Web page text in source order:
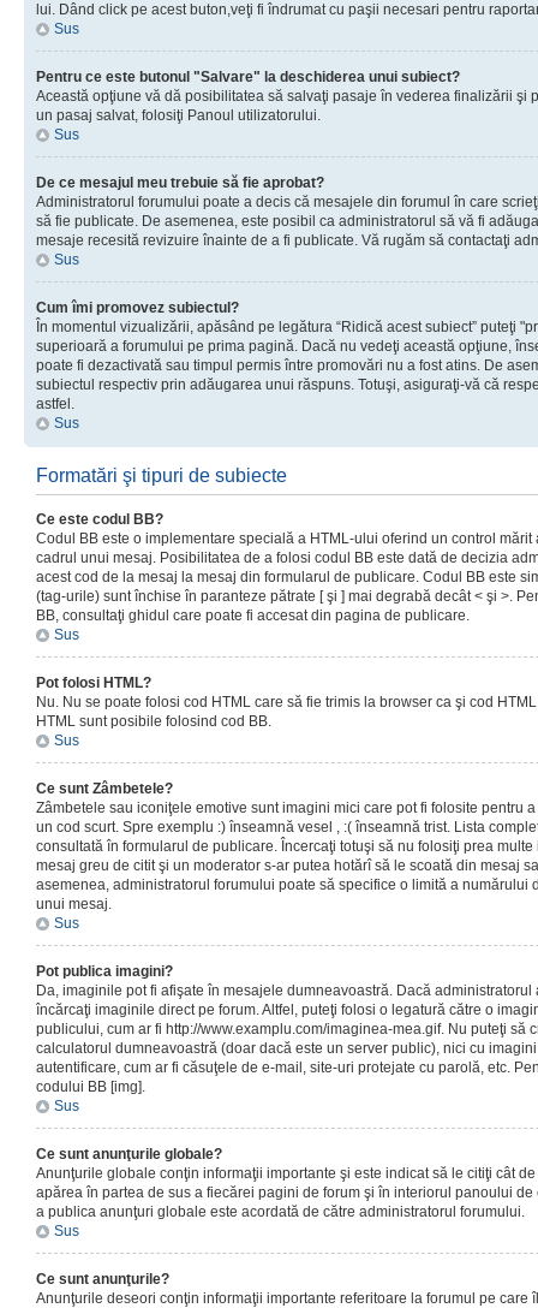
lui. Dând click pe acest buton,veţi fi îndrumat cu paşii necesari pentru
Sus
Pentru ce este butonul "Salvare" la deschiderea unui subiect?
Această opţiune vă dă posibilitatea să salvaţi pasaje în vederea finalizării şi
un pasaj salvat, folosiţi Panoul utilizatorului.
Sus
De ce mesajul meu trebuie să fie aprobat?
Administratorul forumului poate a decis că mesajele din forumul în care
să fie publicate. De asemenea, este posibil ca administratorul să vă fi
mesaje recesită revizuire înainte de a fi publicate. Vă rugăm să contactaţi
Sus
Cum îmi promovez subiectul?
În momentul vizualizării, apăsând pe legătura “Ridică acest subiect” puteţi
superioară a forumului pe prima pagină. Dacă nu vedeţi această opţiune,
poate fi dezactivată sau timpul permis între promovări nu a fost atins. De
subiectul respectiv prin adăugarea unui răspuns. Totuşi, asiguraţi-vă că
astfel.
Sus
Formatări şi tipuri de subiecte
Ce este codul BB?
Codul BB este o implementare specială a HTML-ului oferind un control
cadrul unui mesaj. Posibilitatea de a folosi codul BB este dată de decizia
acest cod de la mesaj la mesaj din formularul de publicare. Codul BB este
(tag-urile) sunt închise în paranteze pătrate [ şi ] mai degrabă decât < şi >.
BB, consultaţi ghidul care poate fi accesat din pagina de publicare.
Sus
Pot folosi HTML?
Nu. Nu se poate folosi cod HTML care să fie trimis la browser ca şi cod
HTML sunt posibile folosind cod BB.
Sus
Ce sunt Zâmbetele?
Zâmbetele sau iconiţele emotive sunt imagini mici care pot fi folosite pentru
un cod scurt. Spre exemplu :) înseamnă vesel , :( înseamnă trist. Lista
consultată în formularul de publicare. Încercaţi totuşi să nu folosiţi prea
mesaj greu de citit şi un moderator s-ar putea hotărî să le scoată din mesaj
asemenea, administratorul forumului poate să specifice o limită a numărului
unui mesaj.
Sus
Pot publica imagini?
Da, imaginile pot fi afişate în mesajele dumneavoastră. Dacă
încărcaţi imaginile direct pe forum. Altfel, puteţi folosi o legatură către o
publicului, cum ar fi http://www.examplu.com/imaginea-mea.gif. Nu puteţi să
calculatorul dumneavoastră (doar dacă este un server public), nici cu
autentificare, cum ar fi căsuţele de e-mail, site-uri protejate cu parolă, etc.
codului BB [img].
Sus
Ce sunt anunţurile globale?
Anunţurile globale conţin informaţii importante şi este indicat să le citiţi cât
apărea în partea de sus a fiecărei pagini de forum şi în interiorul panoului
a publica anunţuri globale este acordată de către administratorul forumului.
Sus
Ce sunt anunţurile?
Anunţurile deseori conţin informaţii importante referitoare la forumul pe care